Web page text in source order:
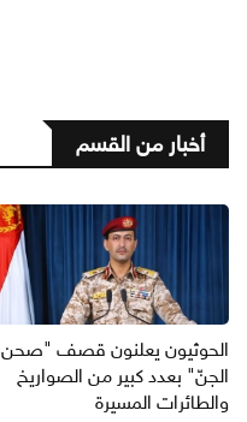
أخبار من القسم
الحوثيون يعلنون قصف "صحن
الجنّ" بعدد كبير من الصواريخ
والطائرات المسيرة